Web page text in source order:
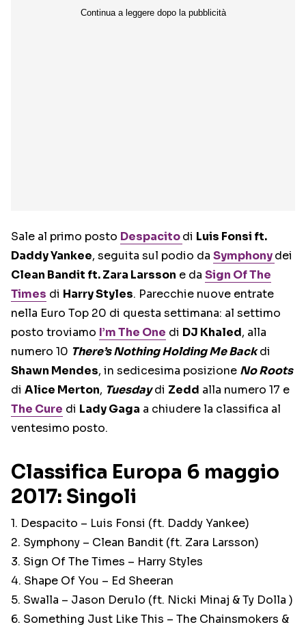
Sale al primo posto Despacitodi Luis Fonsi ft.
Daddy Yankee, seguita sul podio da Symphonydei
Clean Bandit ft. Zara Larsson e da Sign Of The
Times di Harry Styles. Parecchie nuove entrate
nella Euro Top 20 di questa settimana: al settimo
posto troviamo I’m The One di DJ Khaled, alla
numero 10 There’s Nothing Holding Me Backdi
Shawn Mendes, in sedicesima posizione No Roots
di Alice Merton, Tuesday di Zedd alla numero 17 e
The Cure di Lady Gaga a chiudere la classifica al
ventesimo posto.
Classifica Europa 6 maggio
2017: Singoli
1. Despacito – Luis Fonsi (ft. Daddy Yankee)
2. Symphony – Clean Bandit (ft. Zara Larsson)
3. Sign Of The Times – Harry Styles
4. Shape Of You – Ed Sheeran
5. Swalla – Jason Derulo (ft. Nicki Minaj & Ty Dolla )
6. Something Just Like This – The Chainsmokers &